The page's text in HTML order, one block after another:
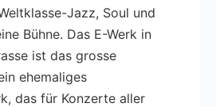
Jazz, Soul und
Bühne. Das E-Werk in
ist das grosse
ehemaliges
das für Konzerte aller